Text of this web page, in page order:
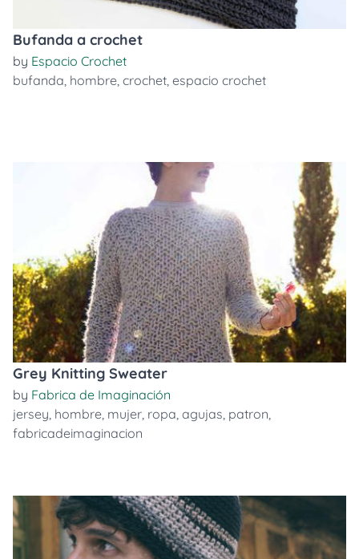
Bufanda a crochet
by Espacio Crochet
bufanda, hombre, crochet, espacio crochet
Grey Knitting Sweater
by Fabrica de Imaginación
jersey, hombre, mujer, ropa, agujas, patron,
fabricadeimaginacion